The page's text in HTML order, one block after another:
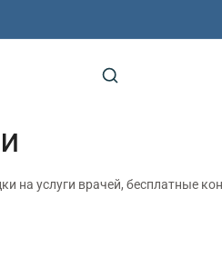
на услуги врачей, бесплатные